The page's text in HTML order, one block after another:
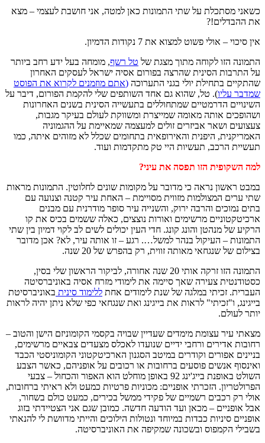
כשאני מסתכלת על שתי התמונות כאן למטה, אני חושבת לעצמי – מצא
את ההבדלים!?
אין סיכוי – אולי פשוט למצוא את 7 נקודות הדמיון.
התמונה הזו לקוחה מתוך מצגת של טל רשף, מומחה בעל ידע רחב ביותר
על התרבות הסינית שהרצה בפורום אסיה ישראל לעסקים האחרון
שהתקיים בתחילת יולי בגני התערוכה (אתם מוזמנים לקרוא את הפוסט
שמדבר עליו). טל, שהוא גם אחד השותפים שלי להקמת הפורום, דיבר על
השינויים הדרמטיים שמתחוללים בתעשייה הסינית בשנים האחרונות
ושהופכים אותה מאומה שמייצרת ומשווקת לעולם בעיקר מגבות,
צעצועים ושאר אביזרים זולים למעצמה שמאיימת על ההגמוניה
האמריקנית, היפנית והאירופאית בתחומים שכלל לא מזוהים איתה, כמו
תעשיית הרכב, תעשיות היי טק מתקדמות ועוד.
למה השקופית הזו תפסה את עיני?
במבט ראשון נראה כי מדובר על מקומות שונים לחלוטין. התמונות מראות
שתי ערים המצולמות מזווית מסויימת – האחת עיר קטנה וצנועה עם
בתים נמוכים והרבה ירוק, והשנייה עיר סופר מודרנית עם מבנים
ארכיטקטוניים מרשימים ואורות נוצצים, כאלה ששמים בכיס את קו
הרקיע של מנהטן והונג קונג. חדי העין יכולים לשים לב לקוי דמיון בין שתי
התמונות – העיקול בנהר למשל…. רגע – זו אותה עיר, לא? אכן מדובר
בצילום של שנגחאי מאותה זווית, רק בהפרש של 20 שנה.
התמונה הזו זרקה אותי 20 שנה אחורה, לביקור הראשון שלי בסין,
כסטודנטית צעירה שאך סיימה את לימודי מזרח אסיה באוניברסיטה
העברית. זכיתי במלגה של שנת לימודים אחת ללימוד סינית באוניברסיטת
בייגינג, ו"זכיתי" לראות את בייגינג ואת שנגחאי כפי שלא ניתן יהיה לראות
יותר לעולם.
מצאתי עיר עצומת מימדים שעדיין שבויה בקסמי הקומוניזם הישן והטוב –
רחובות אדירים ורחבי ידיים שנועדו לאכלס מצעדים צבאיים מרשימים,
בניינים אפורים וקודרים במיטב הסגנון הארכיטקטוני הקומוניסטי הכבד
ואינסוף אנשים פוסעים ברחובות או רכובים על אופניהם, כאשר הצבע
השולט באופנת בייג'ינג 92 באופן מוחלט הוא האפור והכחול – צבעי
הפרולטריון. הזכרתי אופניים: מכוניות פרטיות כמעט ולא ראיתי ברחובות,
אולי רק רכבים רשמיים של פקידי ממשל בכירים, כמעט כולם בשחור,
אבל אופניים – מכאן ועד הודעה חדשה. כמובן שגם אני הצטיידתי בזוג
אופניים סיניות כבדות במיוחד ונטולות הילוכים והייתי מדוושת לי להנאתי
בשבילי הקמפוס ובשכונה שמקיפה את האוניברסיטה.